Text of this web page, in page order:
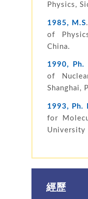
Physics,
1985, M.S
of
China.
1990, Ph.
of
Shanghai,
1993, Ph.
for
University
經歷